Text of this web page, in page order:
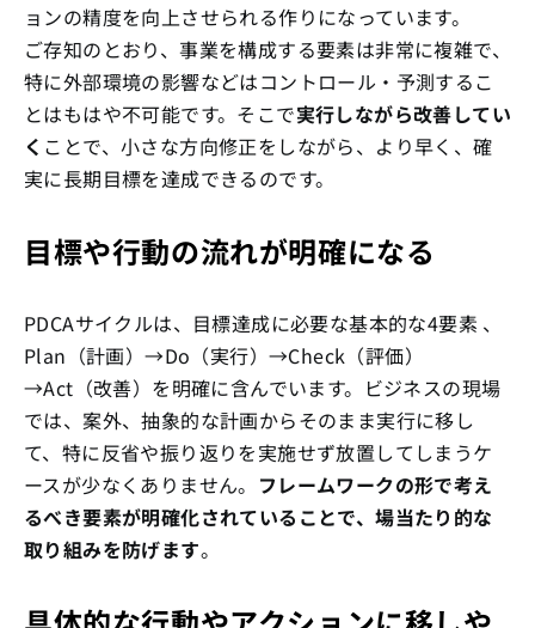
ョンの精度を向上させられる作りになっています。
ご存知のとおり、事業を構成する要素は非常に複雑で、
特に外部環境の影響などはコントロール・予測するこ
とはもはや不可能です。そこで実行しながら改善してい
く ことで、小さな方向修正をしながら、より早く、確
実に長期目標を達成できるのです。
目標や行動の流れが明確になる
PDCAサイクルは、目標達成に必要な基本的な4要素 、
Plan（計画）→Do（実行）→Check（評価）
→Act（改善）を明確に含んでいます。ビジネスの現場
では、案外、抽象的な計画からそのまま実行に移し
て、特に反省や振り返りを実施せず放置してしまうケ
ースが少なくありません。 フレームワークの形で考え
るべき要素が明確化されていることで、場当たり的な
取り組みを防げます。